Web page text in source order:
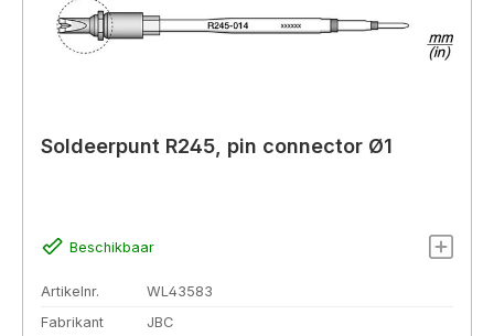
Soldeerpunt R245, pin connector Ø1
Beschikbaar
Artikelnr.
WL43583
Fabrikant
JBC